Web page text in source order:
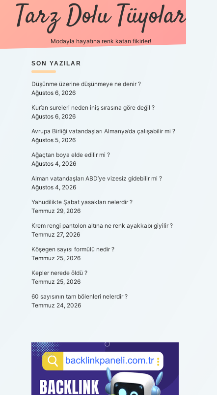
Tarz Dolu Tüyolar
Modayla hayatına renk katan fikirler!
SIDEBAR
SON YAZILAR
Düşünme üzerine düşünmeye ne denir ?
Ağustos 6, 2026
Kur’an sureleri neden iniş sırasına göre değil ?
Ağustos 6, 2026
Avrupa Birliği vatandaşları Almanya’da çalışabilir mi ?
Ağustos 5, 2026
Ağaçtan boya elde edilir mi ?
Ağustos 4, 2026
Alman vatandaşları ABD’ye vizesiz gidebilir mi ?
Ağustos 4, 2026
Yahudilikte Şabat yasakları nelerdir ?
Temmuz 29, 2026
Krem rengi pantolon altına ne renk ayakkabı giyilir ?
Temmuz 27, 2026
Köşegen sayısı formülü nedir ?
Temmuz 25, 2026
Kepler nerede öldü ?
Temmuz 25, 2026
60 sayısının tam bölenleri nelerdir ?
Temmuz 24, 2026